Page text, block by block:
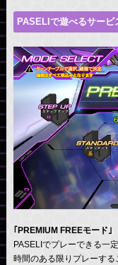
PASELIで遊べるサービ
｢PREMIUM FREEモード｣
PASELIでプレーできる一
時間のある限りプレーする